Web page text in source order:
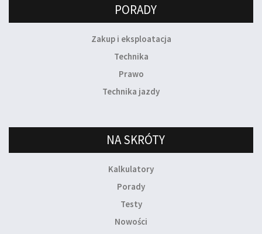
PORADY
Zakup i eksploatacja
Technika
Prawo
Technika jazdy
NA SKRÓTY
Kalkulatory
Porady
Testy
Nowości